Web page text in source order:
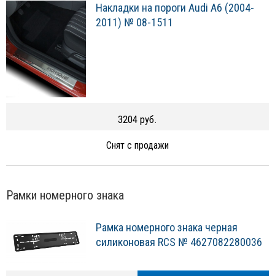
Накладки на пороги Audi A6 (2004-
2011) № 08-1511
3204 руб.
Снят с продажи
Рамки номерного знака
Рамка номерного знака черная
силиконовая RCS № 4627082280036